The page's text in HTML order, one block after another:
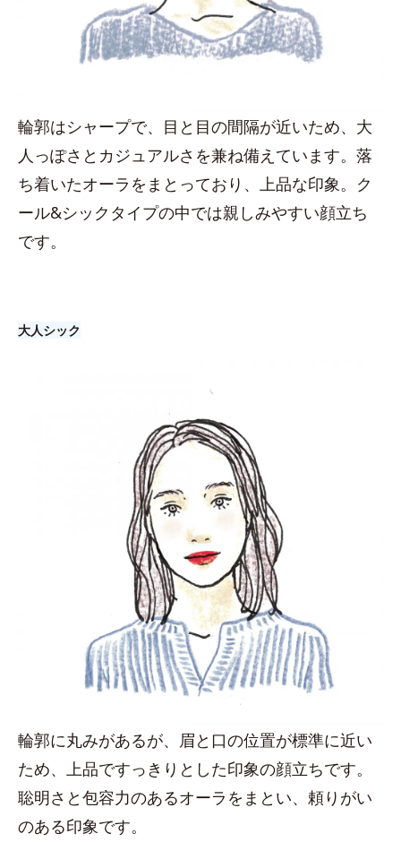
輪郭はシャープで、目と目の間隔が近いため、大
人っぽさとカジュアルさを兼ね備えています。落
ち着いたオーラをまとっており、上品な印象。ク
ール&シックタイプの中では親しみやすい顔立ち
です。
大人シック
輪郭に丸みがあるが、眉と口の位置が標準に近い
ため、上品ですっきりとした印象の顔立ちです。
聡明さと包容力のあるオーラをまとい、頼りがい
のある印象です。